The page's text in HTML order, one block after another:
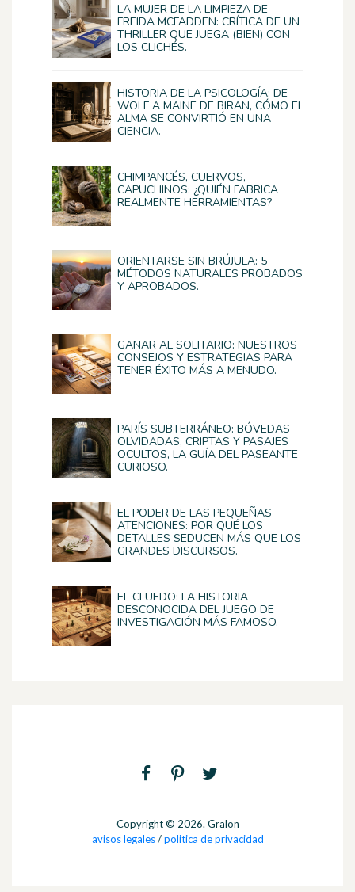
LA MUJER DE LA LIMPIEZA DE
FREIDA MCFADDEN: CRÍTICA DE UN
THRILLER QUE JUEGA (BIEN) CON
LOS CLICHÉS.
HISTORIA DE LA PSICOLOGÍA: DE
WOLF A MAINE DE BIRAN, CÓMO EL
ALMA SE CONVIRTIÓ EN UNA
CIENCIA.
CHIMPANCÉS, CUERVOS,
CAPUCHINOS: ¿QUIÉN FABRICA
REALMENTE HERRAMIENTAS?
ORIENTARSE SIN BRÚJULA: 5
MÉTODOS NATURALES PROBADOS
Y APROBADOS.
GANAR AL SOLITARIO: NUESTROS
CONSEJOS Y ESTRATEGIAS PARA
TENER ÉXITO MÁS A MENUDO.
PARÍS SUBTERRÁNEO: BÓVEDAS
OLVIDADAS, CRIPTAS Y PASAJES
OCULTOS, LA GUÍA DEL PASEANTE
CURIOSO.
EL PODER DE LAS PEQUEÑAS
ATENCIONES: POR QUÉ LOS
DETALLES SEDUCEN MÁS QUE LOS
GRANDES DISCURSOS.
EL CLUEDO: LA HISTORIA
DESCONOCIDA DEL JUEGO DE
INVESTIGACIÓN MÁS FAMOSO.
Copyright © 2026. Gralon
avisos legales/politica de privacidad